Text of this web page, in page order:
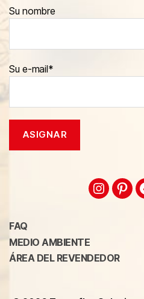
Su nombre
Su e-mail*
FAQ
MEDIO AMBIENTE
ÁREA DEL REVENDEDOR